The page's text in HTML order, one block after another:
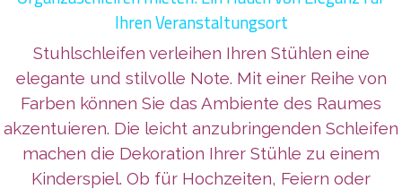
Ihren Veranstaltungsort
Stuhlschleifen verleihen Ihren Stühlen eine
elegante und stilvolle Note. Mit einer Reihe von
Farben können Sie das Ambiente des Raumes
akzentuieren. Die leicht anzubringenden Schleifen
machen die Dekoration Ihrer Stühle zu einem
Kinderspiel. Ob für Hochzeiten, Feiern oder